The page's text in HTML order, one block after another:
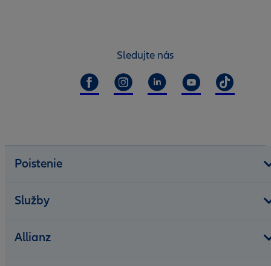
Sledujte nás
Poistenie
Služby
Allianz